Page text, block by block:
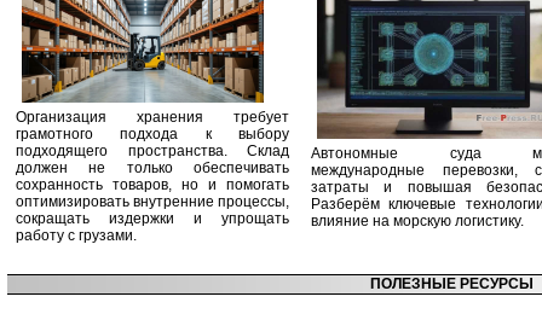
Организация хранения требует
грамотного подхода к выбору
подходящего пространства. Склад
должен не только обеспечивать
сохранность товаров, но и помогать
оптимизировать внутренние процессы,
сокращать издержки и упрощать
работу с грузами.
Автономные суда
международные перевозки,
затраты и повышая
Разберём ключевые
влияние на морскую логистику.
ПОЛЕЗНЫЕ РЕСУРСЫ